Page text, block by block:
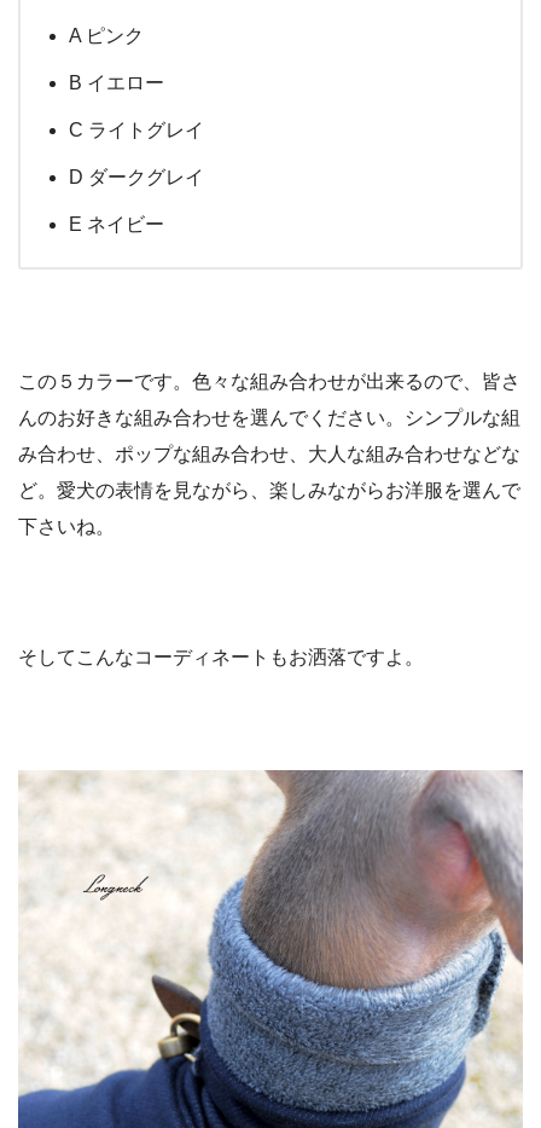
A ピンク
B イエロー
C ライトグレイ
D ダークグレイ
E ネイビー
この５カラーです。色々な組み合わせが出来るので、皆さ
んのお好きな組み合わせを選んでください。シンプルな組
み合わせ、ポップな組み合わせ、大人な組み合わせなどな
ど。愛犬の表情を見ながら、楽しみながらお洋服を選んで
下さいね。
そしてこんなコーディネートもお洒落ですよ。